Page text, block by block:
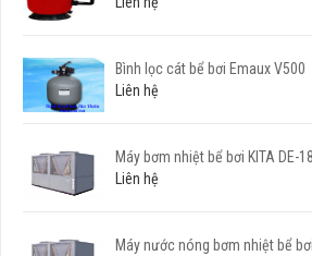
Bình lọc cát bể bơi Emaux V500
Liên hệ
Máy bơm nhiệt bể bơi KITA DE-
Liên hệ
Máy nước nóng bơm nhiệt bể